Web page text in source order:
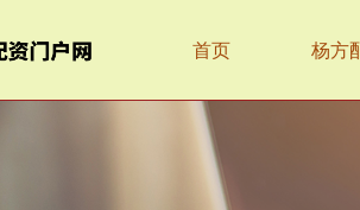
首页 杨方